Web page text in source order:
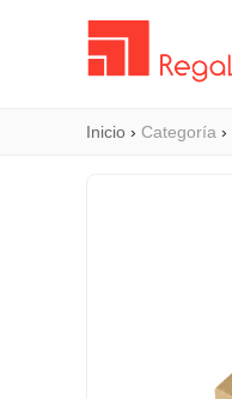
Inicio › Categoría ›